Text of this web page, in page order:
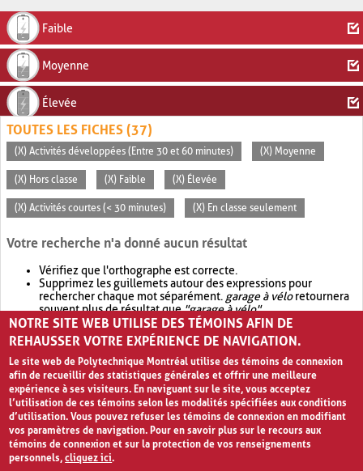
Faible
Moyenne
Élevée
TOUTES LES FICHES (37)
(X) Activités développées (Entre 30 et 60 minutes) (X) Moyenne
(X) Hors classe (X) Faible (X) Élevée
(X) Activités courtes (< 30 minutes) (X) En classe seulement
Votre recherche n'a donné aucun résultat
Vérifiez que l'orthographe est correcte.
Supprimez les guillemets autour des expressions pour
rechercher chaque mot séparément. garage à véloretournera
souvent plus de résultat que"garage à vélo".
Envisagez d'élargir votre recherche avec OR.garage OR vélo
retournera souvent plus de résultat quegarage à vélo
NOTRE SITE WEB UTILISE DES TÉMOINS AFIN DE
REHAUSSER VOTRE EXPÉRIENCE DE NAVIGATION.
Le site web de Polytechnique Montréal utilise des témoins de connexion
afin de recueillir des statistiques générales et offrir une meilleure
expérience à ses visiteurs. En naviguant sur le site, vous acceptez
l’utilisation de ces témoins selon les modalités spécifiées aux conditions
d’utilisation. Vous pouvez refuser les témoins de connexion en modifiant
vos paramètres de navigation. Pour en savoir plus sur le recours aux
témoins de connexion et sur la protection de vos renseignements
personnels,cliquez ici.